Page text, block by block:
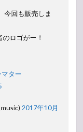
今回も販売しま
ロゴがー！
ター
2017年10月